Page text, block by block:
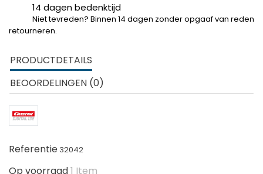
14 dagen bedenktijd
Niet tevreden? Binnen 14 dagen zonder opgaaf van reden
retourneren.
PRODUCTDETAILS
BEOORDELINGEN (0)
Referentie 32042
Op voorraad1 Item